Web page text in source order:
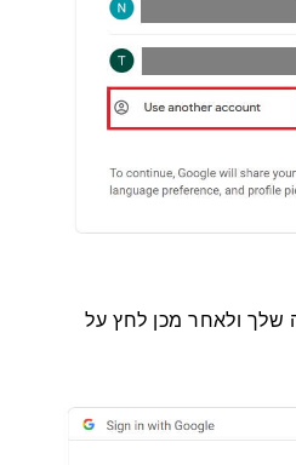
שלך ולאחר מכן לחץ על